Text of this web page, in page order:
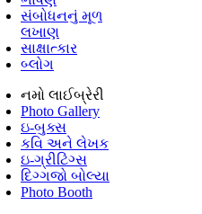
સંબોધનનું મૂળ
લખાણ
સાક્ષાત્કાર
બ્લોગ
નમો લાઈબ્રેરી
Photo Gallery
ઇ-બુક્સ
કવિ અને લેખક
ઇ-ગ્રીટિંગ્સ
દિગ્ગજો બોલ્યા
Photo Booth